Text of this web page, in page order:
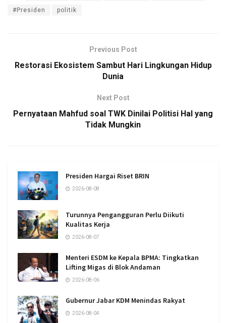
#Presiden politik
Previous Post
Restorasi Ekosistem Sambut Hari Lingkungan Hidup
Dunia
Next Post
Pernyataan Mahfud soal TWK Dinilai Politisi Hal yang
Tidak Mungkin
Presiden Hargai Riset BRIN
2026-08-08
Turunnya Pengangguran Perlu Diikuti
Kualitas Kerja
2026-08-07
Menteri ESDM ke Kepala BPMA: Tingkatkan
Lifting Migas di Blok Andaman
2026-08-06
Gubernur Jabar KDM Menindas Rakyat
2026-08-04